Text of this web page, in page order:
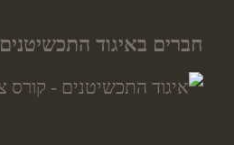
חברים באיגוד התכשיטנים